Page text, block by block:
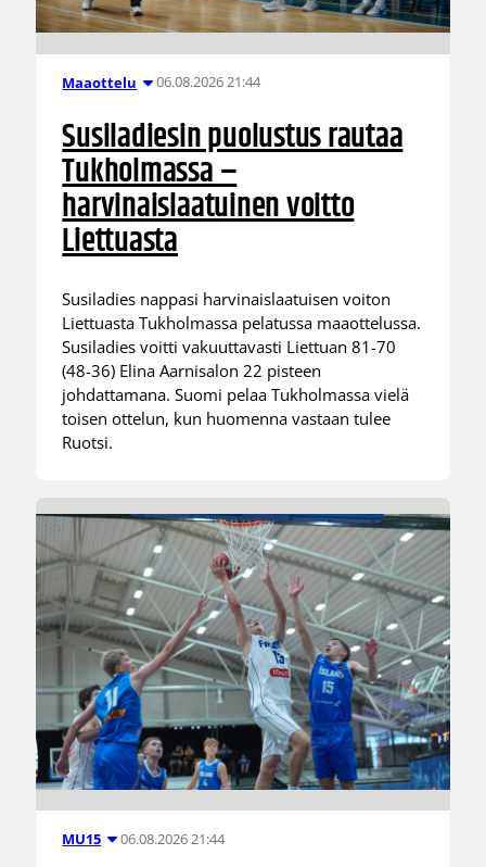
Maaottelu 06.08.2026 21:44
Susiladiesin puolustus rautaa
Tukholmassa –
harvinaislaatuinen voitto
Liettuasta
Susiladies nappasi harvinaislaatuisen voiton
Liettuasta Tukholmassa pelatussa maaottelussa.
Susiladies voitti vakuuttavasti Liettuan 81-70
(48-36) Elina Aarnisalon 22 pisteen
johdattamana. Suomi pelaa Tukholmassa vielä
toisen ottelun, kun huomenna vastaan tulee
Ruotsi.
MU15 06.08.2026 21:44